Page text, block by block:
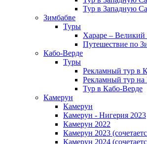
Тур в Западную
Зимбабве
Туры
Хараре –
Путешествие по
Кабо-Верде
Туры
Рекламный тур в
Рекламный тур на
Тур в Кабо-Верде
Камерун
Камерун
Камерун - Нигерия 2023
Камерун 2022
Камерун 2023
Камерун 2024